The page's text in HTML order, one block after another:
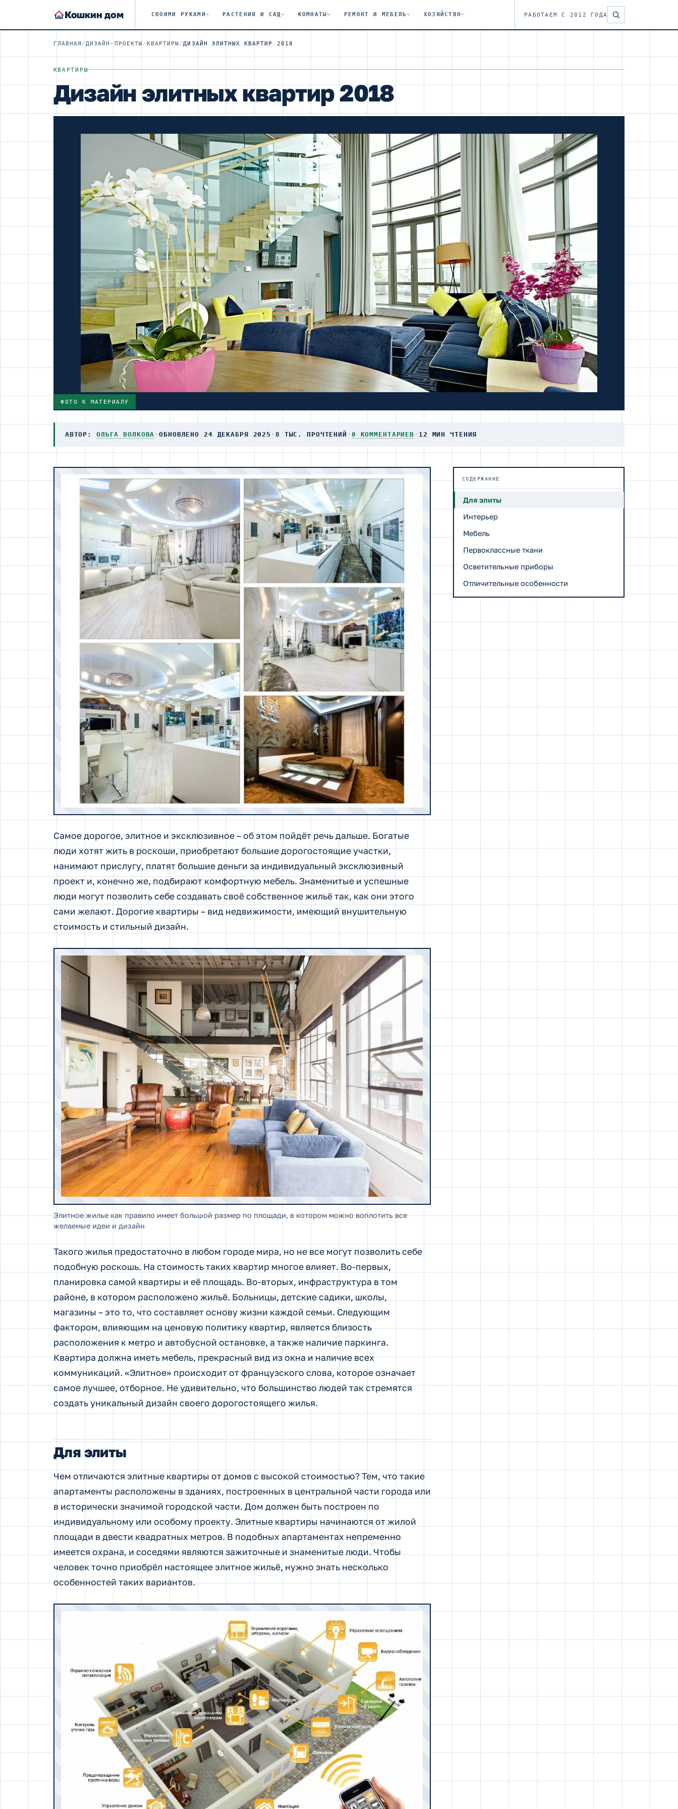
Кошкин дом СВОИМИ РУКАМИ РАСТЕНИЯ И САД КОМНАТЫ РЕМОНТ И МЕБЕЛЬ ХОЗЯЙСТВО РАБОТАЕМ С 2012 ГОДА
ГЛАВНАЯ /ДИЗАЙН-ПРОЕКТЫ /КВАРТИРЫ /ДИЗАЙН ЭЛИТНЫХ КВАРТИР 2018
КВАРТИРЫ
Дизайн элитных квартир 2018
ФОТО К МАТЕРИАЛУ
АВТОР: ОЛЬГА ВОЛКОВА ·ОБНОВЛЕНО 24 ДЕКАБРЯ 2025 · 8 ТЫС. ПРОЧТЕНИЙ · 0 КОММЕНТАРИЕВ · 12 МИН ЧТЕНИЯ
Самое дорогое, элитное и эксклюзивное – об этом пойдёт речь дальше. Богатые
люди хотят жить в роскоши, приобретают большие дорогостоящие участки,
нанимают прислугу, платят большие деньги за индивидуальный эксклюзивный
проект и, конечно же, подбирают комфортную мебель. Знаменитые и успешные
люди могут позволить себе создавать своё собственное жильё так, как они этого
сами желают. Дорогие квартиры – вид недвижимости, имеющий внушительную
стоимость и стильный дизайн.
Элитное жилье как правило имеет большой размер по площади, в котором можно воплотить все
желаемые идеи и дизайн
Такого жилья предостаточно в любом городе мира, но не все могут позволить себе
подобную роскошь. На стоимость таких квартир многое влияет. Во-первых,
планировка самой квартиры и её площадь. Во-вторых, инфраструктура в том
районе, в котором расположено жильё. Больницы, детские садики, школы,
магазины – это то, что составляет основу жизни каждой семьи. Следующим
фактором, влияющим на ценовую политику квартир, является близость
расположения к метро и автобусной остановке, а также наличие паркинга.
Квартира должна иметь мебель, прекрасный вид из окна и наличие всех
коммуникаций. «Элитное» происходит от французского слова, которое означает
самое лучшее, отборное. Не удивительно, что большинство людей так стремятся
создать уникальный дизайн своего дорогостоящего жилья.
Для элиты
Чем отличаются элитные квартиры от домов с высокой стоимостью? Тем, что такие
апартаменты расположены в зданиях, построенных в центральной части города или
в исторически значимой городской части. Дом должен быть построен по
индивидуальному или особому проекту. Элитные квартиры начинаются от жилой
площади в двести квадратных метров. В подобных апартаментах непременно
имеется охрана, и соседями являются зажиточные и знаменитые люди. Чтобы
человек точно приобрёл настоящее элитное жильё, нужно знать несколько
особенностей таких вариантов.
СОДЕРЖАНИЕ
Для элиты
Интерьер
Мебель
Первоклассные ткани
Осветительные приборы
Отличительные особенности